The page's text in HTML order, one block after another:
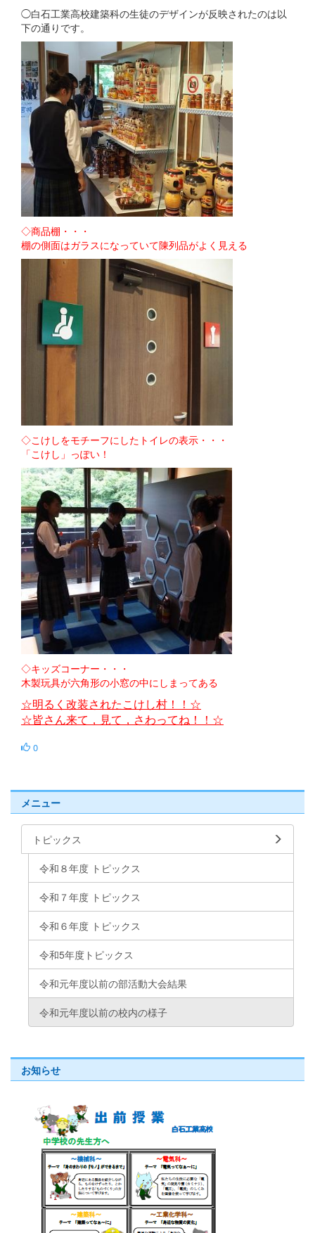
◯白石工業高校建築科の生徒のデザインが反映されたのは以
下の通りです。
◇商品棚・・・
棚の側面はガラスになっていて陳列品がよく見える
◇こけしをモチーフにしたトイレの表示・・・
「こけし」っぽい！
◇キッズコーナー・・・
木製玩具が六角形の小窓の中にしまってある
☆明るく改装されたこけし村！！☆
☆皆さん来て，見て，さわってね！！☆
0
メニュー
トピックス
令和８年度 トピックス
令和７年度 トピックス
令和６年度 トピックス
令和5年度トピックス
令和元年度以前の部活動大会結果
令和元年度以前の校内の様子
お知らせ